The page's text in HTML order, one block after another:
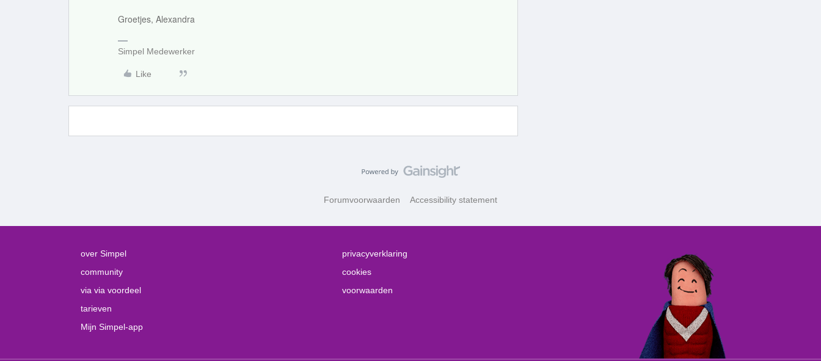
Groetjes, Alexandra
Simpel Medewerker
Like
Forumvoorwaarden Accessibility statement
over Simpel
community
via via voordeel
tarieven
Mijn Simpel-app
privacyverklaring
cookies
voorwaarden